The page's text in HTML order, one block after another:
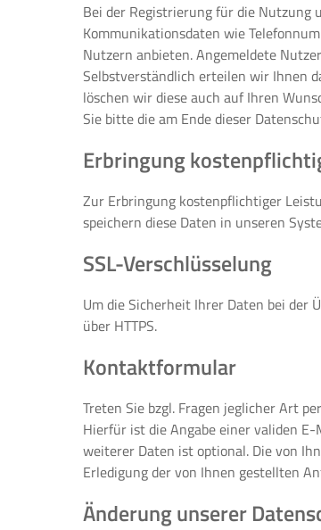
Bei der Registrierung für die Nutzung
Kommunikationsdaten wie
Nutzern anbieten. Angemeldete
Selbstverständlich erteilen wir Ihnen
löschen wir diese auch auf Ihren
Sie bitte die am Ende dieser
Erbringung
Zur Erbringung kostenpflichtiger
speichern diese Daten in unseren
SSL-Verschlüsselung
Um die Sicherheit Ihrer Daten bei der
über HTTPS.
Kontaktformular
Treten Sie bzgl. Fragen jeglicher Art
Hierfür ist die Angabe einer validen
weiterer Daten ist optional. Die von
Erledigung der von Ihnen gestellten
Änderung unserer